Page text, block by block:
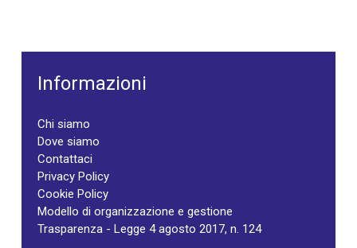
Informazioni
Chi siamo
Dove siamo
Contattaci
Privacy Policy
Cookie Policy
Modello di organizzazione e gestione
Trasparenza - Legge 4 agosto 2017, n. 124